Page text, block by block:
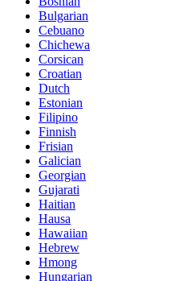
Bulgarian
Cebuano
Chichewa
Corsican
Croatian
Dutch
Estonian
Filipino
Finnish
Frisian
Galician
Georgian
Gujarati
Haitian
Hausa
Hawaiian
Hebrew
Hmong
Hungarian